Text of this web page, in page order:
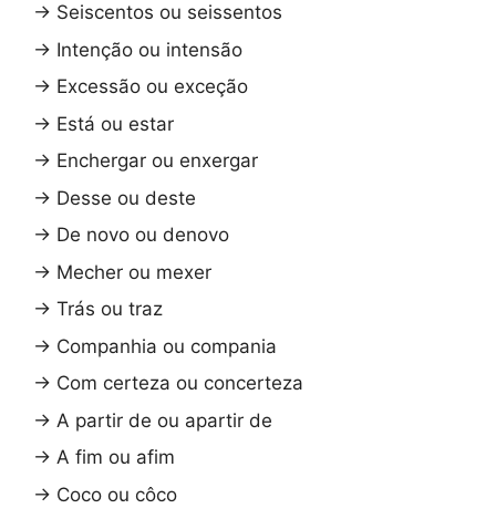
→ Seiscentos ou seissentos
→ Intenção ou intensão
→ Excessão ou exceção
→ Está ou estar
→ Enchergar ou enxergar
→ Desse ou deste
→ De novo ou denovo
→ Mecher ou mexer
→ Trás ou traz
→ Companhia ou compania
→ Com certeza ou concerteza
→ A partir de ou apartir de
→ A fim ou afim
→ Coco ou côco